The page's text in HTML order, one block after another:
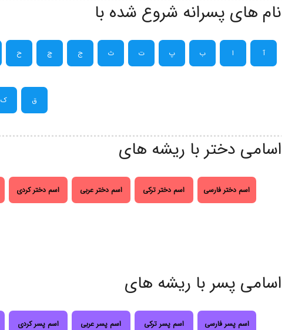
نام های پسرانه شروع شده با
آ ا ب پ ت ث ج چ ح
ق ک
اسامی دختر با ریشه های
اسم دختر فارسی اسم دختر ترکی اسم دختر عربی اسم دختر کردی
اسامی پسر با ریشه های
اسم پسر فارسی اسم پسر ترکی اسم پسر عربی اسم پسر کردی